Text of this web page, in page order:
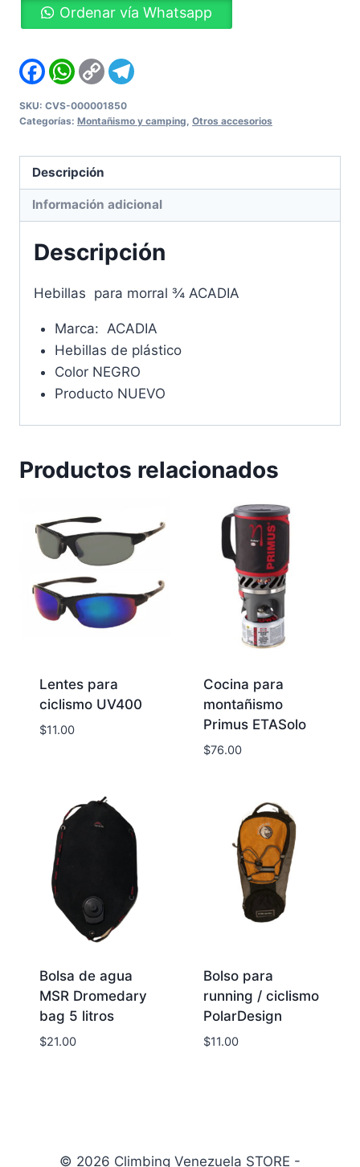
morral
ACADIA
cantidad
Ordenar vía Whatsapp
FacebookWhatsApp
Copy
Link
SKU: CVS-000001850
Categorías: Montañismo y camping, Otros accesorios
Descripción
Información adicional
Descripción
Hebillas para morral ¾ ACADIA
Marca: ACADIA
Hebillas de plástico
Color NEGRO
Producto NUEVO
Productos relacionados
Lentes para
ciclismo UV400
$11.00
Cocina para
montañismo
Primus ETASolo
$76.00
Bolsa de agua
MSR Dromedary
bag 5 litros
$21.00
Bolso para
running / ciclismo
PolarDesign
$11.00
© 2026 Climbing Venezuela STORE -